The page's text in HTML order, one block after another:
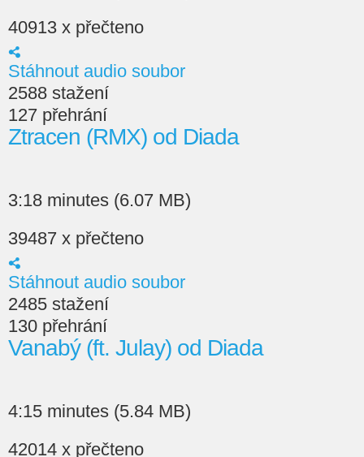
40913 x přečteno
Stáhnout audio soubor
2588 stažení
127 přehrání
Ztracen (RMX) od Diada
3:18 minutes (6.07 MB)
39487 x přečteno
Stáhnout audio soubor
2485 stažení
130 přehrání
Vanabý (ft. Julay) od Diada
4:15 minutes (5.84 MB)
42014 x přečteno